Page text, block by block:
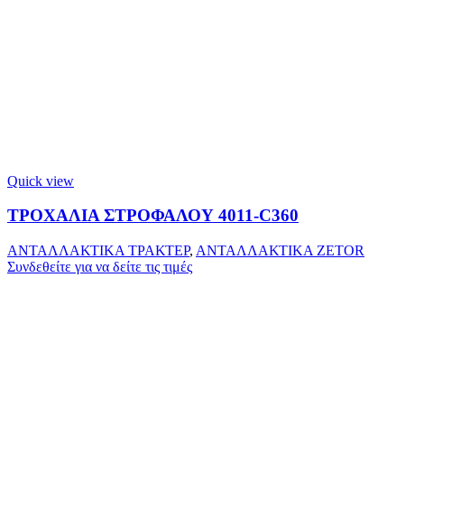
Quick view
ΤΡΟΧΑΛΙΑ ΣΤΡΟΦΑΛΟΥ 4011-C360
ΑΝΤΑΛΛΑΚΤΙΚΑ ΤΡΑΚΤΕΡ, ΑΝΤΑΛΛΑΚΤΙΚΑ ZETOR
Συνδεθείτε για να δείτε τις τιμές